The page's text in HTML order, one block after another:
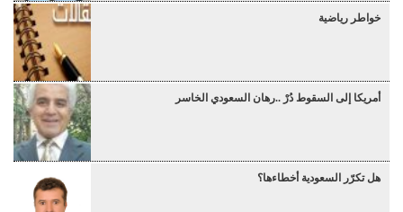
خواطر رياضية
أمريكا إلى السقوط دُرْ ..رهان السعودي الخاسر
هل تكرّر السعودية أخطاءها؟